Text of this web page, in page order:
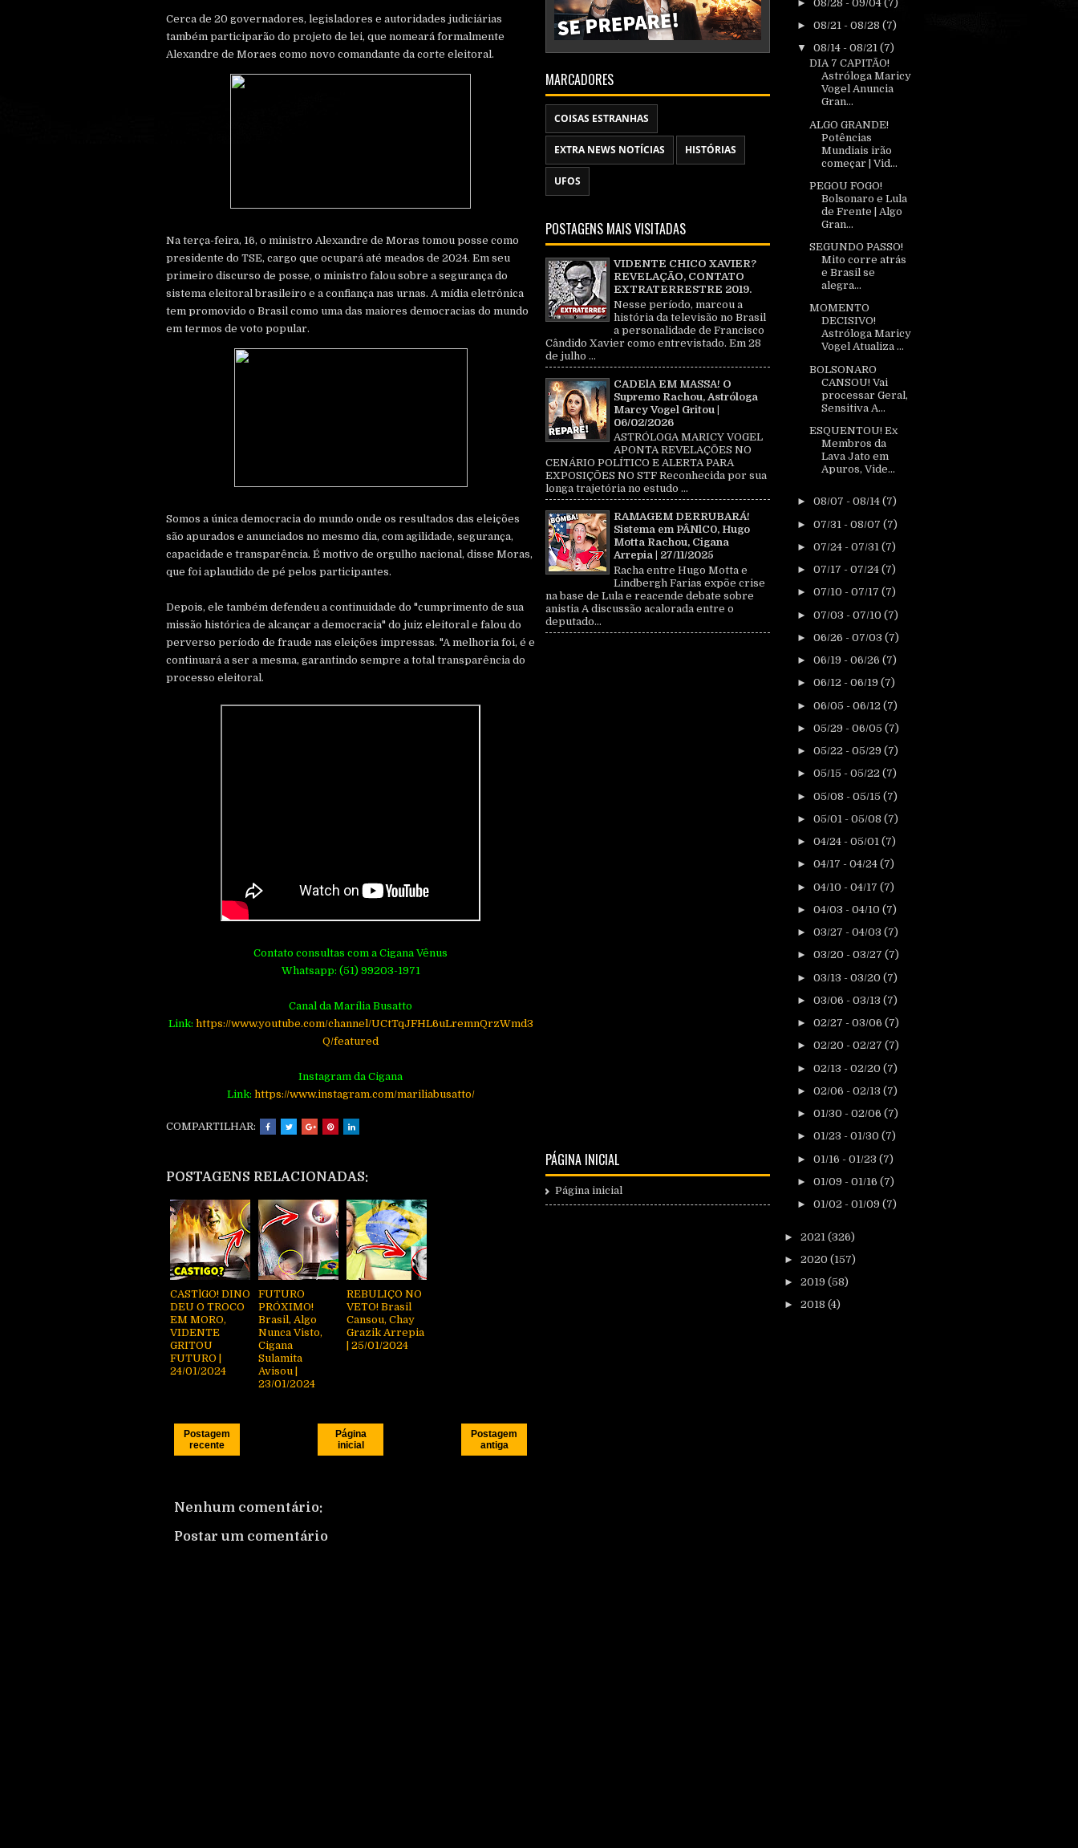
Cerca de 20 governadores, legisladores e autoridades judiciárias
também participarão do projeto de lei, que nomeará formalmente
Alexandre de Moraes como novo comandante da corte eleitoral.
Na terça-feira, 16, o ministro Alexandre de Moras tomou posse como
presidente do TSE, cargo que ocupará até meados de 2024. Em seu
primeiro discurso de posse, o ministro falou sobre a segurança do
sistema eleitoral brasileiro e a confiança nas urnas. A mídia eletrônica
tem promovido o Brasil como uma das maiores democracias do mundo
em termos de voto popular.
Somos a única democracia do mundo onde os resultados das eleições
são apurados e anunciados no mesmo dia, com agilidade, segurança,
capacidade e transparência. É motivo de orgulho nacional, disse Moras,
que foi aplaudido de pé pelos participantes.
Depois, ele também defendeu a continuidade do "cumprimento de sua
missão histórica de alcançar a democracia" do juiz eleitoral e falou do
perverso período de fraude nas eleições impressas. "A melhoria foi, é e
continuará a ser a mesma, garantindo sempre a total transparência do
processo eleitoral.
Contato consultas com a Cigana Vênus
Whatsapp: (51) 99203-1971
Canal da Marília Busatto
Link: https://www.youtube.com/channel/UCtTqJFHL6uLremnQrzWmd3
Q/featured
Instagram da Cigana
Link: https://www.instagram.com/mariliabusatto/
COMPARTILHAR:
POSTAGENS RELACIONADAS:
CASTlGO! DINO
DEU O TROCO
EM MORO,
VIDENTE
GRITOU
FUTURO |
24/01/2024
FUTURO
PRÓXIMO!
Brasil, Algo
Nunca Visto,
Cigana
Sulamita
Avisou |
23/01/2024
REBULIÇO NO
VETO! Brasil
Cansou, Chay
Grazik Arrepia
| 25/01/2024
Postagem
recente
Postagem
antiga
Página
inicial
Nenhum comentário:
Postar um comentário
MARCADORES
COISAS ESTRANHAS
EXTRA NEWS NOTÍCIAS HISTÓRIAS
UFOS
POSTAGENS MAIS VISITADAS
VIDENTE CHICO XAVIER?
REVELAÇÃO, CONTATO
EXTRATERRESTRE 2019.
Nesse período, marcou a
história da televisão no Brasil
a personalidade de Francisco
Cândido Xavier como entrevistado. Em 28
de julho ...
CADElA EM MASSA! O
Supremo Rachou, Astróloga
Marcy Vogel Gritou |
06/02/2026
ASTRÓLOGA MARICY VOGEL
APONTA REVELAÇÕES NO
CENÁRIO POLÍTICO E ALERTA PARA
EXPOSIÇÕES NO STF Reconhecida por sua
longa trajetória no estudo ...
RAMAGEM DERRUBARÁ!
Sistema em PÂNlC0, Hugo
Motta Rachou, Cigana
Arrepia | 27/11/2025
Racha entre Hugo Motta e
Lindbergh Farias expõe crise
na base de Lula e reacende debate sobre
anistia A discussão acalorada entre o
deputado...
PÁGINA INICIAL
Página inicial
► 08/28 - 09/04 (7)
► 08/21 - 08/28 (7)
▼ 08/14 - 08/21 (7)
DIA 7 CAPITÃO!
Astróloga Maricy
Vogel Anuncia
Gran...
ALGO GRANDE!
Potências
Mundiais irão
começar | Vid...
PEGOU FOGO!
Bolsonaro e Lula
de Frente | Algo
Gran...
SEGUNDO PASSO!
Mito corre atrás
e Brasil se
alegra...
MOMENTO
DECISIVO!
Astróloga Maricy
Vogel Atualiza ...
BOLSONARO
CANSOU! Vai
processar Geral,
Sensitiva A...
ESQUENTOU! Ex
Membros da
Lava Jato em
Apuros, Vide...
► 08/07 - 08/14 (7)
► 07/31 - 08/07 (7)
► 07/24 - 07/31 (7)
► 07/17 - 07/24 (7)
► 07/10 - 07/17 (7)
► 07/03 - 07/10 (7)
► 06/26 - 07/03 (7)
► 06/19 - 06/26 (7)
► 06/12 - 06/19 (7)
► 06/05 - 06/12 (7)
► 05/29 - 06/05 (7)
► 05/22 - 05/29 (7)
► 05/15 - 05/22 (7)
► 05/08 - 05/15 (7)
► 05/01 - 05/08 (7)
► 04/24 - 05/01 (7)
► 04/17 - 04/24 (7)
► 04/10 - 04/17 (7)
► 04/03 - 04/10 (7)
► 03/27 - 04/03 (7)
► 03/20 - 03/27 (7)
► 03/13 - 03/20 (7)
► 03/06 - 03/13 (7)
► 02/27 - 03/06 (7)
► 02/20 - 02/27 (7)
► 02/13 - 02/20 (7)
► 02/06 - 02/13 (7)
► 01/30 - 02/06 (7)
► 01/23 - 01/30 (7)
► 01/16 - 01/23 (7)
► 01/09 - 01/16 (7)
► 01/02 - 01/09 (7)
► 2021 (326)
► 2020 (157)
► 2019 (58)
► 2018 (4)